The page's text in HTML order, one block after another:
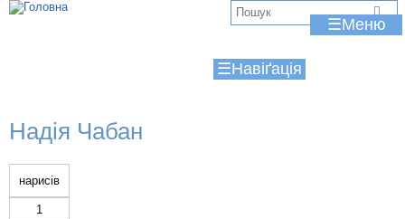
Jump to navigation
☰
☰
Надія Чабан
нарисів
1